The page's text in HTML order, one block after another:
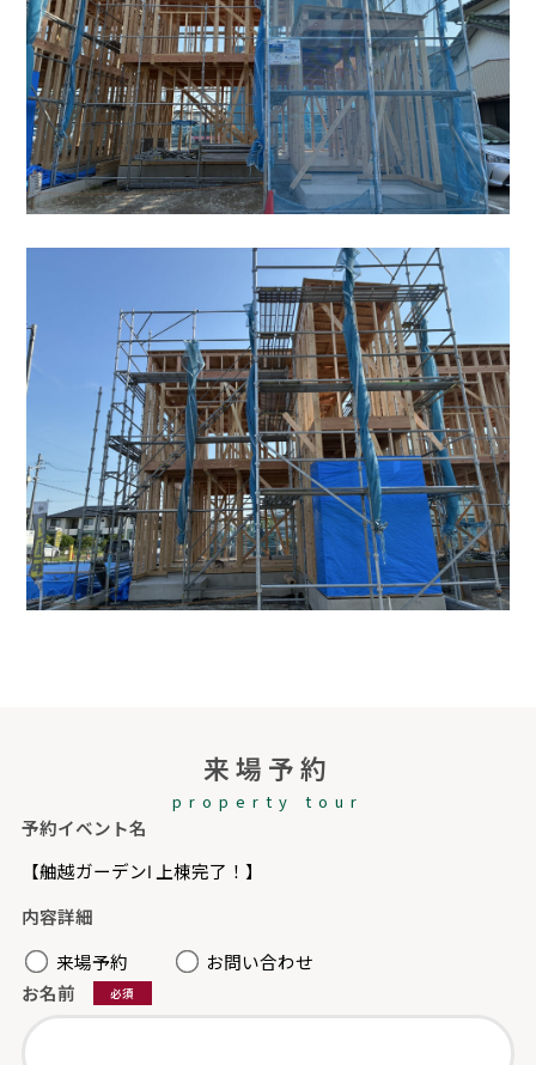
来場予約
property tour
予約イベント名
【舳越ガーデンⅠ 上棟完了！】
内容詳細
来場予約
お問い合わせ
お名前
必須